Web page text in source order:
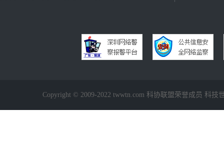
Copyright © 2009-2022 twwtn.com 科协联盟荣誉成员 科